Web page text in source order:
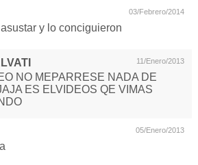
03/Febrero/2014
y lo conciguieron
11/Enero/2013
NO MEPARRESE NADA DE
ES ELVIDEOS QE VIMAS
05/Enero/2013